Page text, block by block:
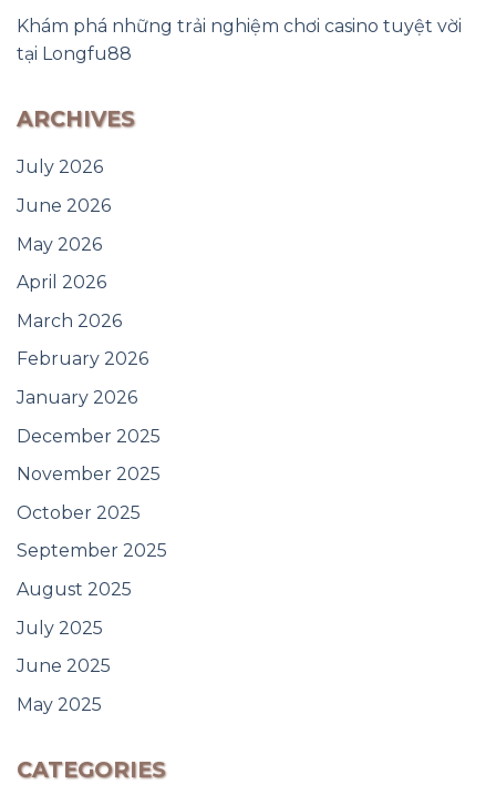
Khám phá những trải nghiệm chơi casino tuyệt vời
tại Longfu88
ARCHIVES
July 2026
June 2026
May 2026
April 2026
March 2026
February 2026
January 2026
December 2025
November 2025
October 2025
September 2025
August 2025
July 2025
June 2025
May 2025
CATEGORIES